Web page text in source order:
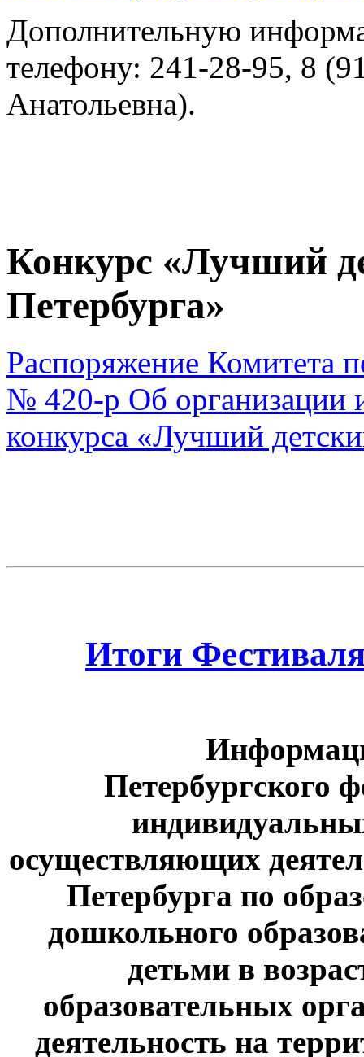
Дополнительную
телефону: 241-28-95, 8
Анатольевна).
Конкурс «Лучший
Петербурга»
Распоряжение Комитета
№ 420-р Об организации
конкурса «Лучший
Итоги
Петербургского
осуществляющих
Петербурга по
дошкольного
детьми в
образовательных
деятельность на